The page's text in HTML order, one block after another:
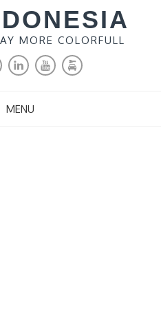
MORE COLORFULL
LINKEDINYOUTUBEMALANG
RENTAL
MENU